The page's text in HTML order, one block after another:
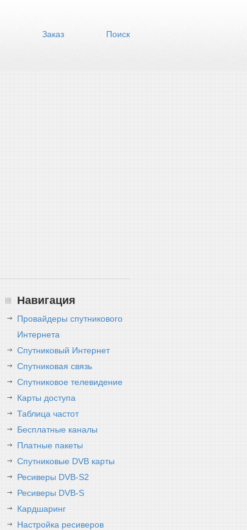
Заказ Поиск
Навигация
Провайдеры спутникового
Интернета
Спутниковый Интернет
Спутниковая связь
Спутниковое телевидение
Карты доступа
Таблица частот
Бесплатные каналы
Платные пакеты
Спутниковые DVB карты
Ресиверы DVB-S2
Ресиверы DVB-S
Кардшаринг
Настройка ресиверов